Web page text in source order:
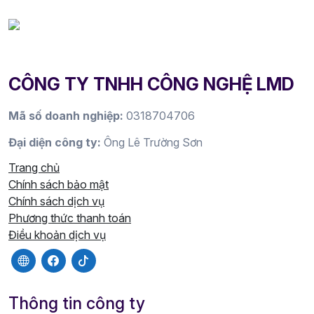
CÔNG TY TNHH CÔNG NGHỆ LMD
Mã số doanh nghiệp: 0318704706
Đại diện công ty: Ông Lê Trường Sơn
Trang chủ
Chính sách bảo mật
Chính sách dịch vụ
Phương thức thanh toán
Điều khoản dịch vụ
Thông tin công ty